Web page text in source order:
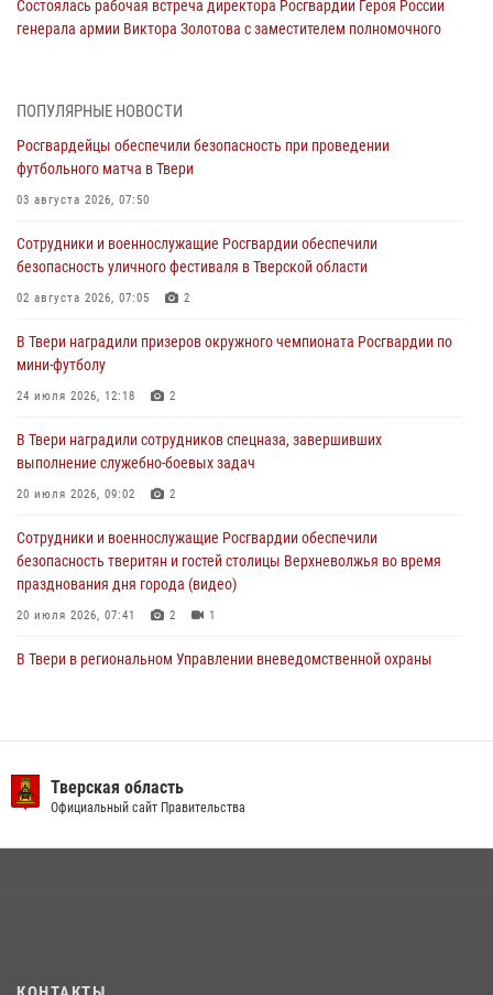
Состоялась рабочая встреча директора Росгвардии Героя России
генерала армии Виктора Золотова с заместителем полномочного
31 июля 2026, 05:42 4
Росгвардейцы в Твери приняли участие в молебне, посвященном
Дню Крещения Руси
28 июля 2026, 11:30
Сотрудники вневедомственной охраны совершили 250 выездов и
пресекли 20 правонарушений за неделю в Тверской области
27 июля 2026, 08:29
В Твери наградили призеров окружного чемпионата Росгвардии по
мини-футболу
24 июля 2026, 12:18 2
Росгвардейцы оказали помощь водителю на дороге в городе Кашин
22 июля 2026, 08:35
ПОПУЛЯРНЫЕ НОВОСТИ
Росгвардейцы обеспечили безопасность при проведении
футбольного матча в Твери
03 августа 2026, 07:50
Сотрудники и военнослужащие Росгвардии обеспечили
безопасность уличного фестиваля в Тверской области
02 августа 2026, 07:05 2
В Твери наградили призеров окружного чемпионата Росгвардии по
мини-футболу
24 июля 2026, 12:18 2
В Твери наградили сотрудников спецназа, завершивших
выполнение служебно-боевых задач
20 июля 2026, 09:02 2
Сотрудники и военнослужащие Росгвардии обеспечили
безопасность тверитян и гостей столицы Верхневолжья во время
празднования дня города (видео)
20 июля 2026, 07:41 2 1
В Твери в региональном Управлении вневедомственной охраны
10 июля 2026, 08:44 1
Тверская область
Официальный сайт Правительства